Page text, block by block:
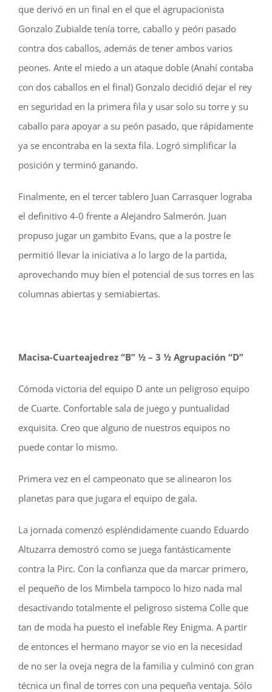
que derivó en un final en el que el agrupacionista
Gonzalo Zubialde tenía torre, caballo y peón pasado
contra dos caballos, además de tener ambos varios
peones. Ante el miedo a un ataque doble (Anahí contaba
con dos caballos en el final) Gonzalo decidió dejar el rey
en seguridad en la primera fila y usar solo su torre y su
caballo para apoyar a su peón pasado, que rápidamente
ya se encontraba en la sexta fila. Logró simplificar la
posición y terminó ganando.
Finalmente, en el tercer tablero Juan Carrasquer lograba
el definitivo 4-0 frente a Alejandro Salmerón. Juan
propuso jugar un gambito Evans, que a la postre le
permitió llevar la iniciativa a lo largo de la partida,
aprovechando muy bien el potencial de sus torres en las
columnas abiertas y semiabiertas.
Macisa-Cuarteajedrez “B” ½ – 3 ½ Agrupación “D”
Cómoda victoria del equipo D ante un peligroso equipo
de Cuarte. Confortable sala de juego y puntualidad
exquisita. Creo que alguno de nuestros equipos no
puede contar lo mismo.
Primera vez en el campeonato que se alinearon los
planetas para que jugara el equipo de gala.
La jornada comenzó espléndidamente cuando Eduardo
Altuzarra demostró como se juega fantásticamente
contra la Pirc. Con la confianza que da marcar primero,
el pequeño de los Mimbela tampoco lo hizo nada mal
desactivando totalmente el peligroso sistema Colle que
tan de moda ha puesto el inefable Rey Enigma. A partir
de entonces el hermano mayor se vio en la necesidad
de no ser la oveja negra de la familia y culminó con gran
técnica un final de torres con una pequeña ventaja. Sólo